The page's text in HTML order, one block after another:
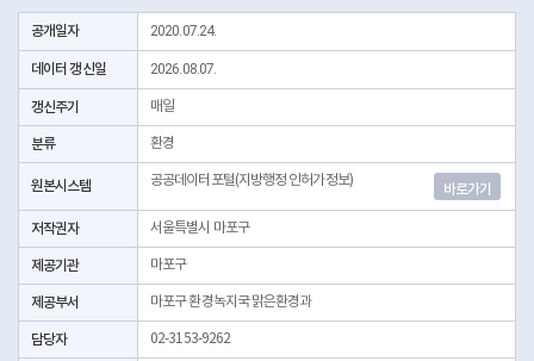
공개일자 2020.07.24.
데이터 갱신일 2026.08.07.
갱신주기 매일
분류 환경
원본시스템 공공데이터포털(지방행정 인허가정보)
바로가기
저작권자 서울특별시 마포구
제공기관 마포구
제공부서 마포구 환경녹지국 맑은환경과
담당자 02-3153-9262